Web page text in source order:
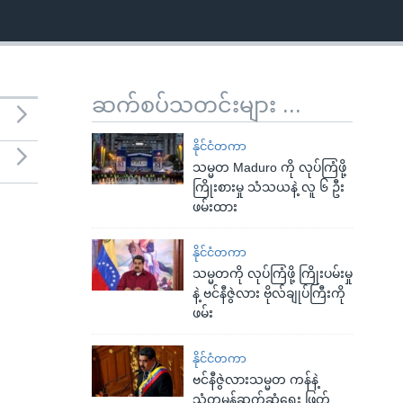
ဆက်စပ်သတင်းများ ...
နိုင်ငံတကာ
သမ္မတ Maduro ကို လုပ်ကြံဖို့
ကြိုးစားမှု သံသယနဲ့ လူ ၆ ဦး
ဖမ်းထား
နိုင်ငံတကာ
သမ္မတကို လုပ်ကြံဖို့ ကြိုးပမ်းမှု
နဲ့ ဗင်နီဇွဲလား ဗိုလ်ချုပ်ကြီးကို
ဖမ်း
နိုင်ငံတကာ
ဗင်နီဇွဲလားသမ္မတ ကန်နဲ့
သံတမန်ဆက်ဆံရေး ဖြတ်